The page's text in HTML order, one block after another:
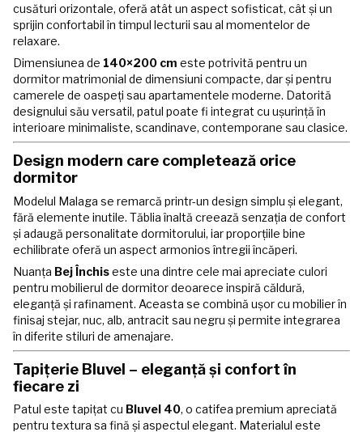
cusături orizontale, oferă atât un aspect sofisticat, cât și un
sprijin confortabil în timpul lecturii sau al momentelor de
relaxare.
Dimensiunea de 140×200 cm este potrivită pentru un
dormitor matrimonial de dimensiuni compacte, dar și pentru
camerele de oaspeți sau apartamentele moderne. Datorită
designului său versatil, patul poate fi integrat cu ușurință în
interioare minimaliste, scandinave, contemporane sau clasice.
Design modern care completează orice
dormitor
Modelul Malaga se remarcă printr-un design simplu și elegant,
fără elemente inutile. Tăblia înaltă creează senzația de confort
și adaugă personalitate dormitorului, iar proporțiile bine
echilibrate oferă un aspect armonios întregii încăperi.
Nuanța Bej Închiseste una dintre cele mai apreciate culori
pentru mobilierul de dormitor deoarece inspiră căldură,
eleganță și rafinament. Aceasta se combină ușor cu mobilier în
finisaj stejar, nuc, alb, antracit sau negru și permite integrarea
în diferite stiluri de amenajare.
Tapițerie Bluvel – eleganță și confort în
fiecare zi
Patul este tapițat cu Bluvel 40, o catifea premium apreciată
pentru textura sa fină și aspectul elegant. Materialul este